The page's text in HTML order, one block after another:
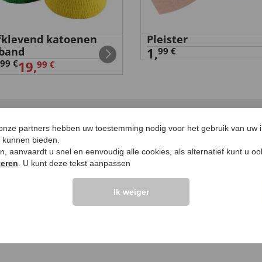
katoenen
99 €19,99 €
Pleister
1,99 €
ZEGGEN
>>
partners hebben uw toestemming nodig voor het gebruik van uw
bieden.
aanvaardt u snel en eenvoudig alle cookies, als alternatief kunt u
. U kunt deze tekst aanpassen
Ik weiger